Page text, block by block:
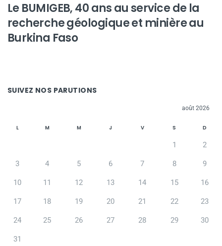
Le BUMIGEB, 40 ans au service de la
recherche géologique et minière au
Burkina Faso
SUIVEZ NOS PARUTIONS
août 2026
L M M J V S D
1 2
3 4 5 6 7 8 9
10 11 12 13 14 15 16
17 18 19 20 21 22 23
24 25 26 27 28 29 30
31